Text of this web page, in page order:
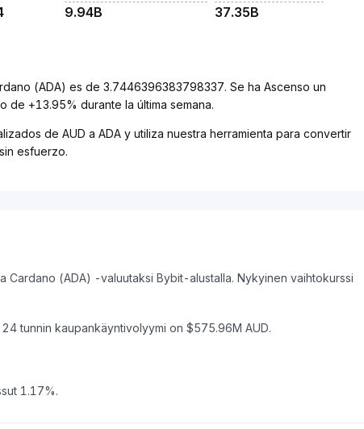
9.94B 37.35B
(ADA) es de 3.7446396383798337. Se ha Ascenso un
de +13.95% durante la última semana.
de AUD a ADA y utiliza nuestra herramienta para convertir
esfuerzo.
Cardano (ADA) -valuutaksi Bybit-alustalla. Nykyinen vaihtokurssi
tunnin kaupankäyntivolyymi on $575.96M AUD.
1.17%.